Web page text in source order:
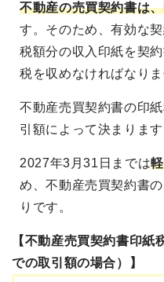
不動産の売買契約書は
す。そのため、有効な
税額分の収入印紙を契
税を収めなければなりま
不動産売買契約書の印
引額によって決まります
2027年3月31日までは
め、不動産売買契約書
りです。
【不動産売買契約書印紙
での取引額の場合）】